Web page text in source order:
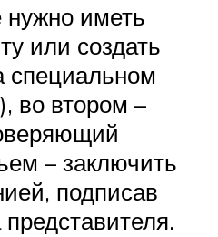
иметь
или создать
специальном
во втором –
– заключить
подписав